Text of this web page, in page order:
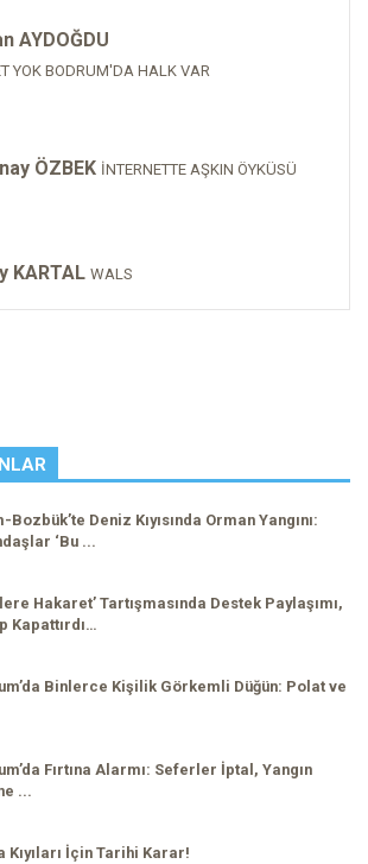
AYDOĞDU
YOK BODRUM'DA HALK VAR
ÖZBEK İNTERNETTE AŞKIN ÖYKÜSÜ
KARTAL WALS
Bozbük’te Deniz Kıyısında Orman Yangını:
‘Bu ...
Hakaret’ Tartışmasında Destek Paylaşımı,
Kapattırdı…
Binlerce Kişilik Görkemli Düğün: Polat ve
Fırtına Alarmı: Seferler İptal, Yangın
...
Kıyıları İçin Tarihi Karar!